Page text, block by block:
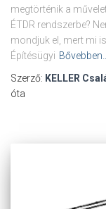
megtörténik a
ÉTDR rendszerbe?
mondjuk el, mert mi
Építésügyi Bővebben…
Szerző: KELLER
óta